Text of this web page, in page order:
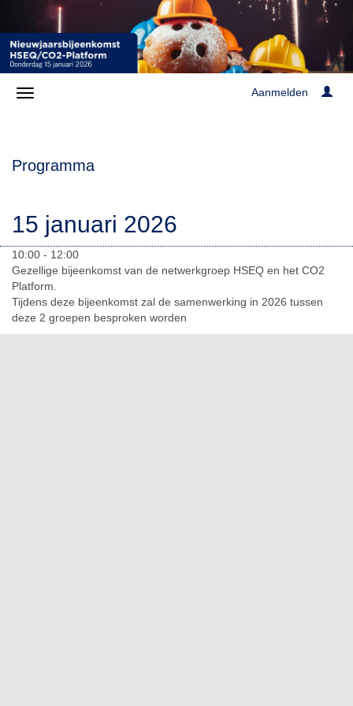
Aanmelden
Programma
15 januari 2026
10:00 - 12:00
Gezellige bijeenkomst van de netwerkgroep HSEQ en het CO2
Platform.
Tijdens deze bijeenkomst zal de samenwerking in 2026 tussen
deze 2 groepen besproken worden